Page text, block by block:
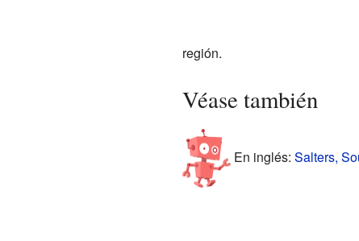
región.
Véase también
En inglés: Salters,